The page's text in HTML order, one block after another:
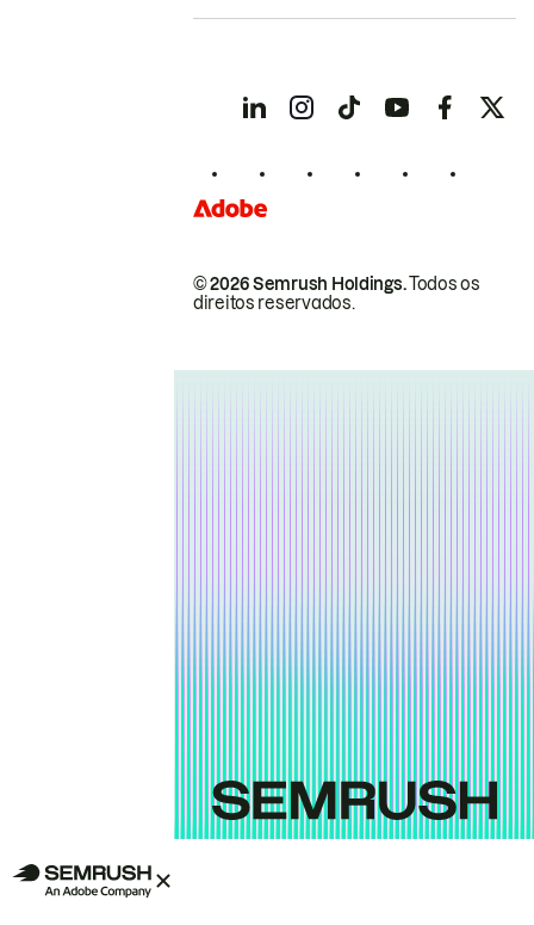
© 2026 Semrush Holdings.Todos os
direitos reservados.